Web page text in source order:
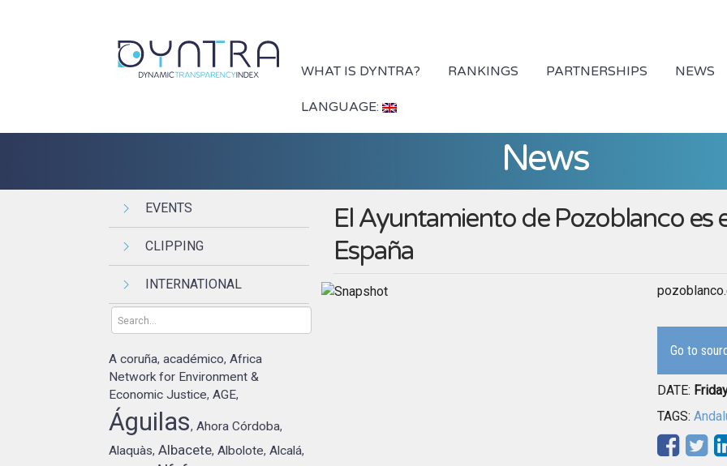
WHAT IS DYNTRA? RANKINGS PARTNERSHIPS NEWS
LANGUAGE:
News
EVENTS
CLIPPING
INTERNATIONAL
A coruña,académico,Africa
Network for Environment &
Economic Justice,AGE,
Águilas,Ahora Córdoba,
Alaquàs,Albacete,Albolote,Alcalá,
El Ayuntamiento de Pozoblanco es
España
Go to
DATE:
TAGS: